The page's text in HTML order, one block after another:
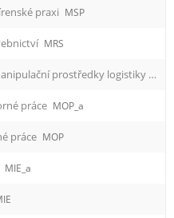
praxi MSP
MRS
MPL Mechanizační a manipulační prostředky logistikyMPL
práce MOP_a
práce MOP
MIE_a